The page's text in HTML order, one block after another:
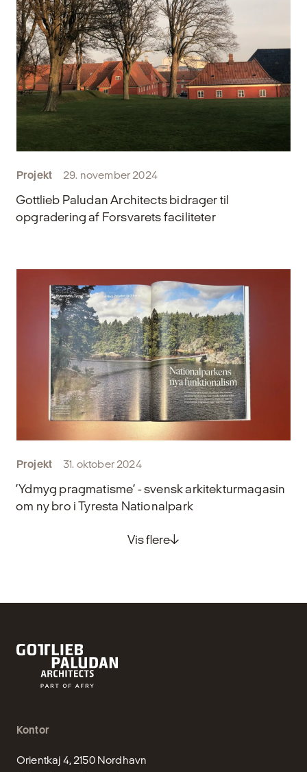
Projekt 29. november 2024
Gottlieb Paludan Architects bidrager til
opgradering af Forsvarets faciliteter
Projekt 31. oktober 2024
’Ydmyg pragmatisme’ - svensk arkitekturmagasin
om ny bro i Tyresta Nationalpark
Vis flere
Kontor
Orientkaj 4, 2150 Nordhavn